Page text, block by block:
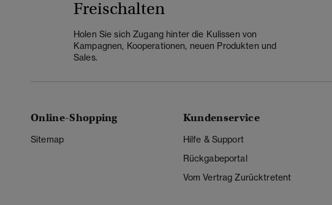
Freischalten
Holen Sie sich Zugang hinter die Kulissen von
Kampagnen, Kooperationen, neuen Produkten und
Sales.
Online-Shopping
Sitemap
Kundenservice
Hilfe & Support
Rückgabeportal
Vom Vertrag Zurücktretent